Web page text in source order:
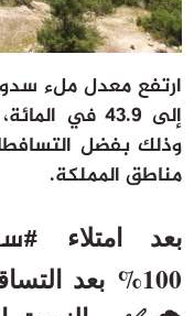
ارتفع معدل ملء
وذلك بفضل
مناطق المملكة.
بعد امتلاء
100% بعد